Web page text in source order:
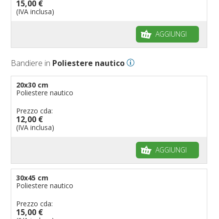
Bandiere per biciclette
Bandiere per eventi religiosi
Bandiere per ambasciate
Bandiere per riserve naturali e parchi
Bandiere per musicisti
pennoni per bandiere
15,00 €
(IVA inclusa)
AGGIUNGI
Bandiere in Poliestere nautico
20x30 cm
Poliestere nautico
Prezzo cda:
12,00 €
(IVA inclusa)
AGGIUNGI
30x45 cm
Poliestere nautico
Prezzo cda:
15,00 €